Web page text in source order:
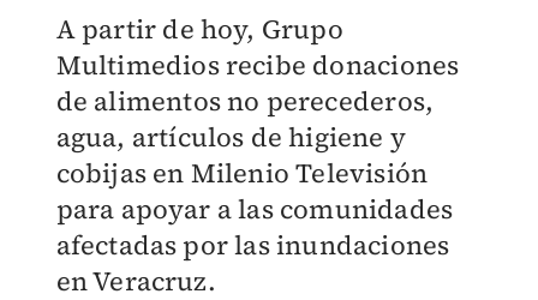
A partir de hoy, Grupo
Multimedios recibe donaciones
de alimentos no perecederos,
agua, artículos de higiene y
cobijas en Milenio Televisión
para apoyar a las comunidades
afectadas por las inundaciones
en Veracruz.